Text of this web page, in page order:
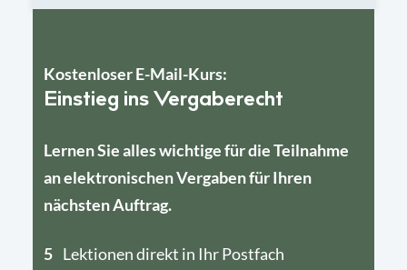
Kostenloser E-Mail-Kurs:
Einstieg ins Vergaberecht
Lernen Sie alles wichtige für die Teilnahme
an elektronischen Vergaben für Ihren
nächsten Auftrag.
5 Lektionen direkt in Ihr Postfach
4